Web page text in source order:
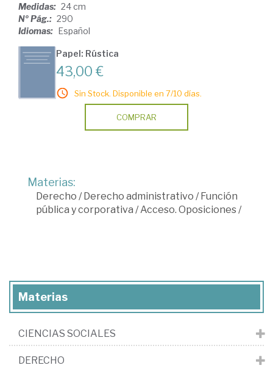
Medidas: 24 cm
Nº Pág.: 290
Idiomas: Español
Papel: Rústica
43,00 €
Sin Stock. Disponible en 7/10 días.
COMPRAR
Materias:
Derecho /Derecho administrativo /Función
pública y corporativa /Acceso. Oposiciones /
Materias
CIENCIAS SOCIALES
DERECHO